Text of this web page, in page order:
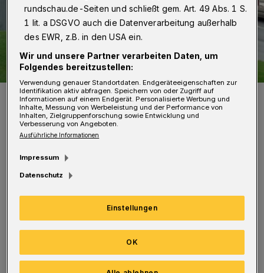
Das Werk wackelt ...
Foto: Atamari, CC BY-SA 3.0
Das Gebäudemanagement der Stadt hatte im
Rahmen einer generellen Bestandsaufnahme
von Kunstobjekten auf öffentlichen Flächen
eine statische Sonderprüfung der 3,5 Tonnen
schweren Skulptur vorgenommen. Das
rundschau.de-Seiten und schließt gem. Art. 49 Abs. 1 S.
1 lit. a DSGVO auch die Datenverarbeitung außerhalb
des EWR, z.B. in den USA ein.
Wir und unsere Partner verarbeiten Daten, um
Folgendes bereitzustellen:
Verwendung genauer Standortdaten. Endgeräteeigenschaften zur
Identifikation aktiv abfragen. Speichern von oder Zugriff auf
Informationen auf einem Endgerät. Personalisierte Werbung und
Inhalte, Messung von Werbeleistung und der Performance von
Inhalten, Zielgruppenforschung sowie Entwicklung und
Verbesserung von Angeboten.
Ausführliche Informationen
Impressum
Datenschutz
Einstellungen
OK